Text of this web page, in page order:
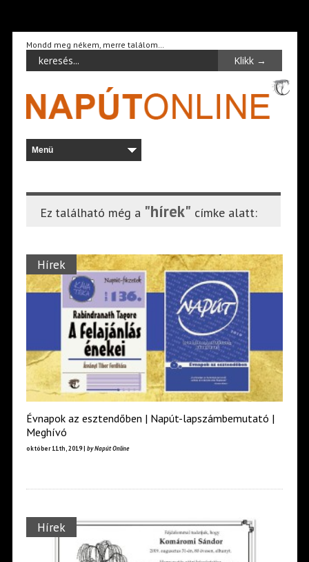
Mondd meg nékem, merre találom…
Ez található még a "hírek" címke alatt:
Hírek
Évnapok az esztendőben | Napút-lapszámbemutató |
Meghívó
október 11th, 2019 | by Napút Online
Hírek